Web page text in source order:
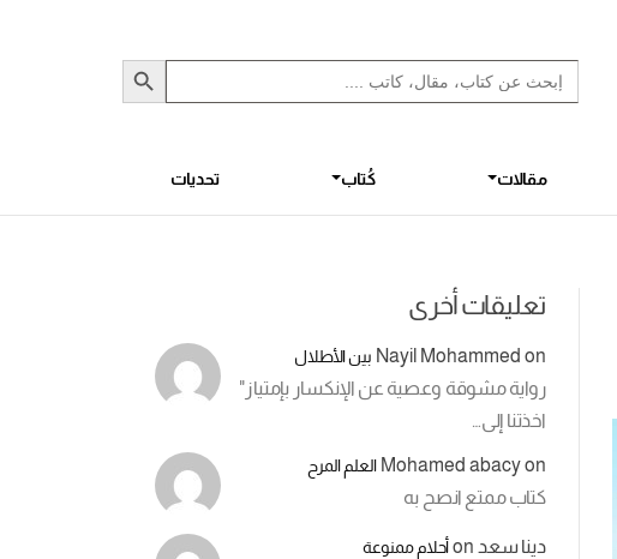
Search
for:
Search Button
مقالات كُتاب تحديات
تعليقات أخرى
Nayil Mohammed on بين الأطلال
رواية مشوقة وعصية عن الإنكسار بإمتياز"
اخذتنا إلى…
Mohamed abacyon العلم المرح
كتاب ممتع انصح به
دينا سعد onأحلام ممنوعة